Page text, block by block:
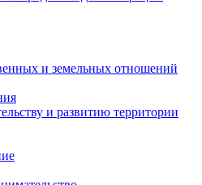
и земельных отношений
и развитию территории